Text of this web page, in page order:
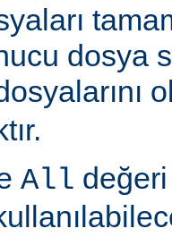
dosya
All